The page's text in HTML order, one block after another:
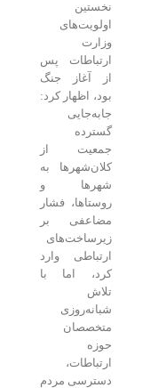
اولویت‌های
ارتباطات پس
از آغاز جنگ
بود، اظهار کرد:
جابه‌جایی
جمعیت از
کلان‌شهرها به
شهرها و
روستاها، فشار
مضاعفی بر
زیرساخت‌های
ارتباطی وارد
کرد، اما با
شبانه‌روزی
متخصصان
ارتباطات،
دسترسی مردم